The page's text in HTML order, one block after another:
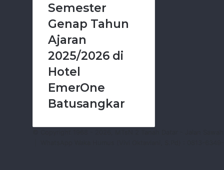
Semester
Genap Tahun
Ajaran
2025/2026 di
Hotel
EmerOne
Batusangkar